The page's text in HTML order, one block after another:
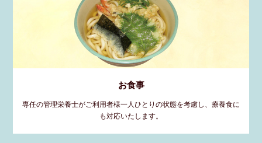
お食事
専任の管理栄養士がご利用者様一人ひとりの状態を考慮し、療養食に
も対応いたします。